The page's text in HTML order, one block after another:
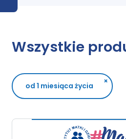
Wszystkie
od 1 miesiąca życia ×